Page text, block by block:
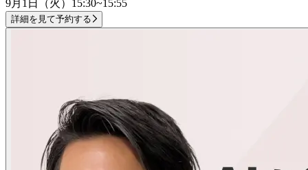
9月1日（火） 15:30~15:55
詳細を見て予約する